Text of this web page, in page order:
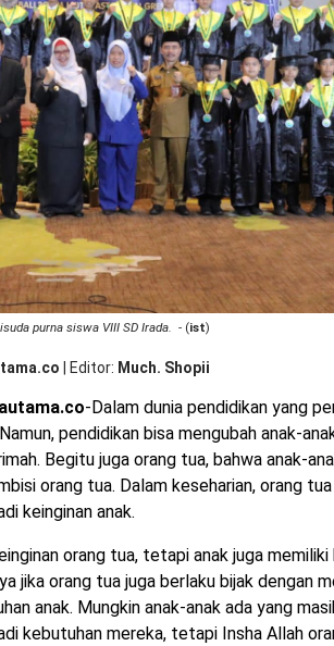
purna siswa VIII SD Irada. - (ist)
Editor Much. Shopii
-Dalam dunia pendidikan yang
pendidikan bisa mengubah anak-
Begitu juga orang tua, bahwa anak-
orang tua. Dalam keseharian, orang
keinginan anak.
orang tua, tetapi anak juga memiliki
jika orang tua juga berlaku bijak dengan
anak. Mungkin anak-anak ada yang
kebutuhan mereka, tetapi Insha Allah